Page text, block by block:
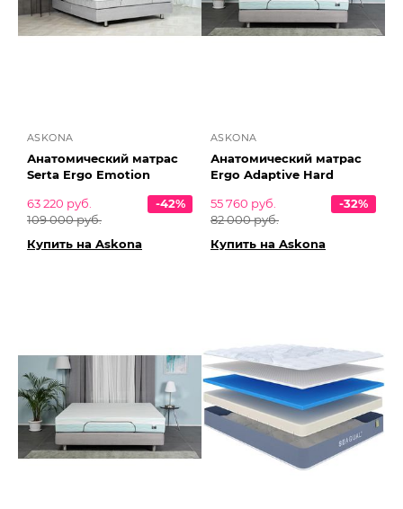
ASKONA
Анатомический матрас
Serta Ergo Emotion
63 220 руб.
109 000 руб.
-42%
Купить на Askona
ASKONA
Анатомический матрас
Ergo Adaptive Hard
55 760 руб.
82 000 руб.
-32%
Купить на Askona